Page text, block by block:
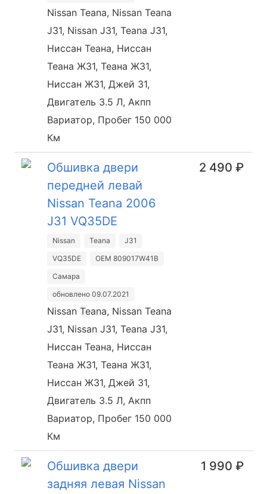
Nissan Teana, Nissan Teana
J31, Nissan J31, Teana J31,
Ниссан Теана, Ниссан
Теана Ж31, Теана Ж31,
Ниссан Ж31, Джей 31,
Двигатель 3.5 Л, Акпп
Вариатор, Пробег 150 000
Км
Обшивка двери
передней левай
Nissan Teana 2006
J31 VQ35DE
Nissan Teana
J31
VQ35DE
OEM 809017W41B
Самара
обновлено 09.07.2021
Nissan Teana, Nissan Teana
J31, Nissan J31, Teana J31,
Ниссан Теана, Ниссан
Теана Ж31, Теана Ж31,
Ниссан Ж31, Джей 31,
Двигатель 3.5 Л, Акпп
Вариатор, Пробег 150 000
Км
2 490 ₽
Обшивка двери
задняя левая Nissan
1 990 ₽